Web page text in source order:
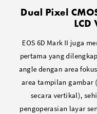
Dual Pixel
EOS 6D Mark II juga
pertama yang
angle dengan area
area tampilan gambar
secara vertikal),
pengoperasian layar